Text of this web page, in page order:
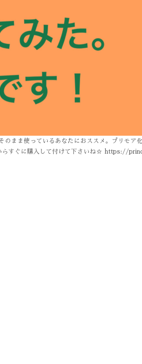
まま使っているあなたにおススメ。プリモア
らすぐに購入して付けて下さいね☆ https://